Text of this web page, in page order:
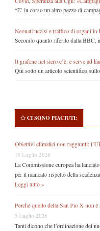
“E’ in corso un altro pezzo di
Neonati uccisi e traffico di organi in
Secondo quanto riferito dalla BBC,
Il grafene nel siero c’è, e serve ad
Qui sotto un articolo scientifico
CI SONO PIACIUTI:
Obiettivi climatici non raggiunti:
19 Luglio 2026
La Commissione europea ha
per il mancato rispetto della
Leggi tutto »
Perché quello della San Pio X non è
5 Luglio 2026
Tanti dicono che l’ordinazione dei